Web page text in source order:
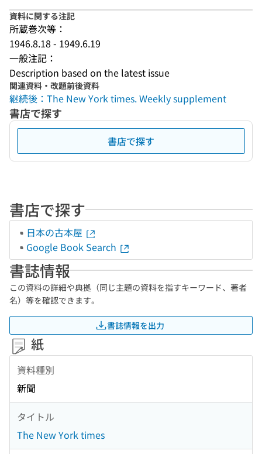
資料に関する注記
所蔵巻次等：
1946.8.18 - 1949.6.19
一般注記：
Description based on the latest issue
関連資料・改題前後資料
継続後：The New York times. Weekly supplement
書店で探す
書店で探す
書店で探す
日本の古本屋
Google Book Search
書誌情報
この資料の詳細や典拠（同じ主題の資料を指すキーワード、著者
名）等を確認できます。
書誌情報を出力
紙
資料種別
新聞
タイトル
The New York times